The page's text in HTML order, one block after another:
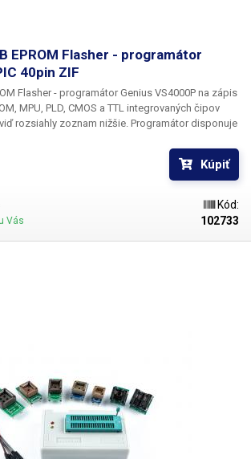
EPROM Flasher - programátor
40pin ZIF
Flasher - programátor Genius VS4000P na zápis
MPU, PLD, CMOS a TTL integrovaných čipov
rozsiahly zoznam nižšie. Programátor disponuje
dodávky. Dodávané s inštalačným CD. Pre
sa vyžaduje UV osvit. K tomuto účelu
Súčasťou:EPROM
kábel Inštalačné CD
Kúpiť
Vás
Kód:
102733